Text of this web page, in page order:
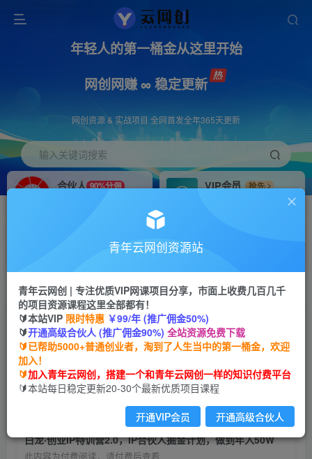
年轻人的第一桶金从这里开始
网创网赚 ∞ 稳定更新
网创资源 & 实战项目 全网首发全年365天更新
输入关键词搜索
合伙人 90%分佣
VIP会员
抢先
搭建同款网站，自己当老板
首页 创业课程 会员免费 正文
白龙·创业IP特训营2.0，IP合伙人掘金计划，做到
年入50W
青年云网创
2年前发布
关注 私信
白龙·创业IP特训营2.0，IP合伙人掘金计划，做到年入50W
此内容为付费阅读，请付费后查看
青年云网创资源站
青年云网创 | 专注优质VIP网课项目分享，市面上收费几百几千
的项目资源课程这里全部都有！
🔰本站VIP 限时特惠 ￥99/年 (推广佣金50%)
🔰开通高级合伙人 (推广佣金90%) 全站资源免费下载
🔰已帮助5000+普通创业者，淘到了人生当中的第一桶金，欢迎
加入！
🔰加入青年云网创，搭建一个和青年云网创一样的知识付费平台
🔰本站每日稳定更新20-30个最新优质项目课程
开通VIP会员 开通高级合伙人